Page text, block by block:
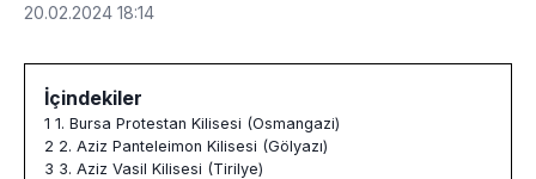
20.02.2024 18:14
İçindekiler
1 1. Bursa Protestan Kilisesi (Osmangazi)
2 2. Aziz Panteleimon Kilisesi (Gölyazı)
3 3. Aziz Vasil Kilisesi (Tirilye)